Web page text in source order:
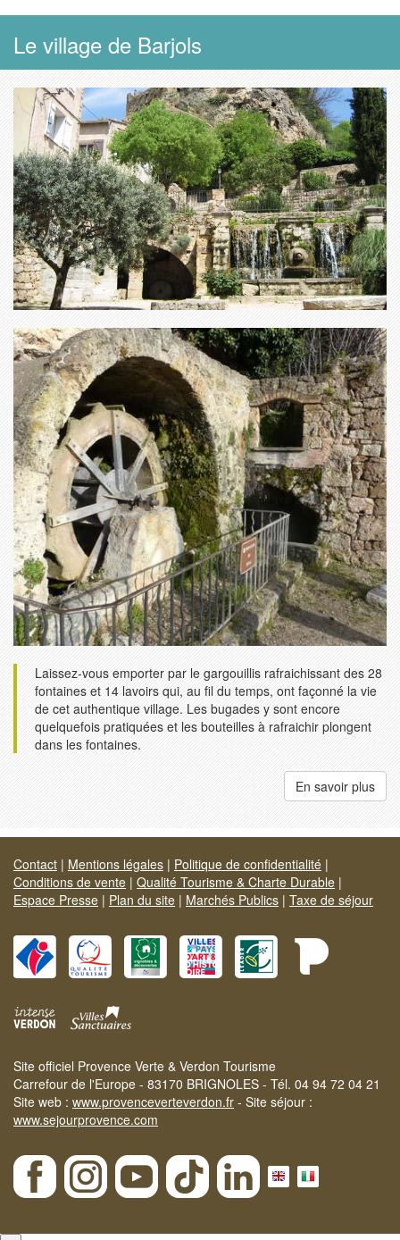
Le village de Barjols
Laissez-vous emporter par le gargouillis rafraichissant des 28
fontaines et 14 lavoirs qui, au fil du temps, ont façonné la vie
de cet authentique village. Les bugades y sont encore
quelquefois pratiquées et les bouteilles à rafraichir plongent
dans les fontaines.
En savoir plus
Contact | Mentions légales | Politique de confidentialité |
Conditions de vente | Qualité Tourisme & Charte Durable |
Espace Presse | Plan du site | Marchés Publics | Taxe de séjour
Site officiel Provence Verte & Verdon Tourisme
Carrefour de l'Europe - 83170 BRIGNOLES - Tél. 04 94 72 04 21
Site web : www.provenceverteverdon.fr - Site séjour :
www.sejourprovence.com